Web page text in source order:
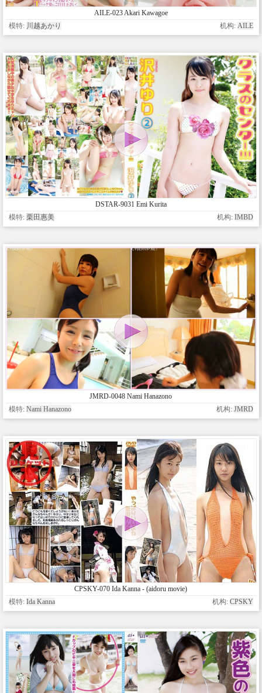
AILE-023 Akari Kawagoe
模特: 川越あかり 机构: AILE
DSTAR-9031 Emi Kurita
模特: 栗田惠美 机构: IMBD
JMRD-0048 Nami Hanazono
模特: Nami Hanazono 机构: JMRD
CPSKY-070 Ida Kanna - (aidoru movie)
模特: Ida Kanna 机构: CPSKY